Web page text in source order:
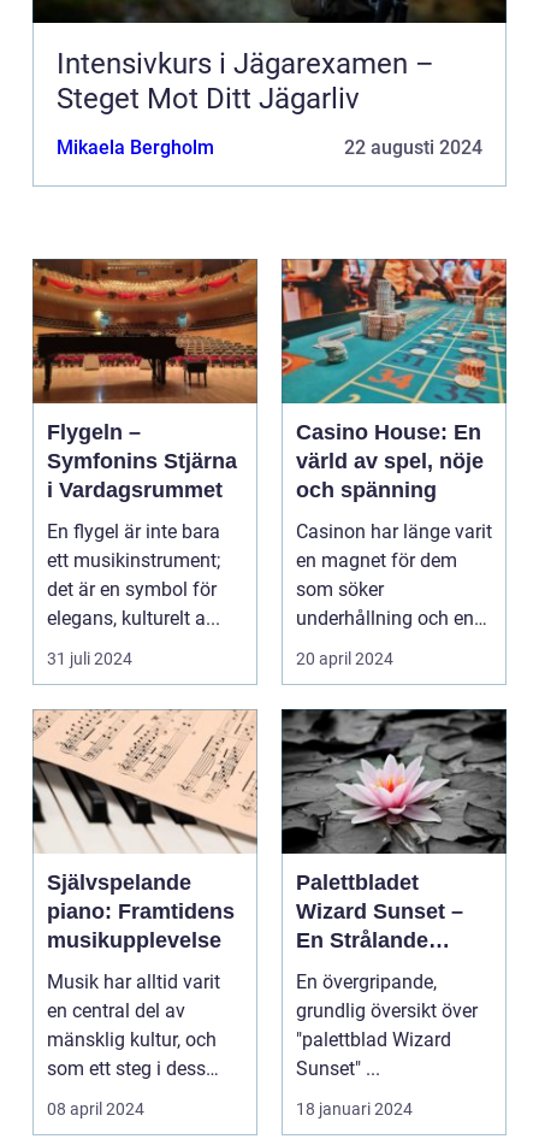
Intensivkurs i Jägarexamen –
Steget Mot Ditt Jägarliv
Mikaela Bergholm 22 augusti 2024
Flygeln –
Symfonins Stjärna
i Vardagsrummet
En flygel är inte bara
ett musikinstrument;
det är en symbol för
elegans, kulturelt a...
31 juli 2024
Casino House: En
värld av spel, nöje
och spänning
Casinon har länge varit
en magnet för dem
som söker
underhållning och en
chans ...
20 april 2024
Självspelande
piano: Framtidens
musikupplevelse
Musik har alltid varit
en central del av
mänsklig kultur, och
som ett steg i dess
kontinuerliga...
08 april 2024
Palettbladet
Wizard Sunset –
En Strålande
Fördelning av
Färger
En övergripande,
grundlig översikt över
"palettblad Wizard
Sunset" ...
18 januari 2024